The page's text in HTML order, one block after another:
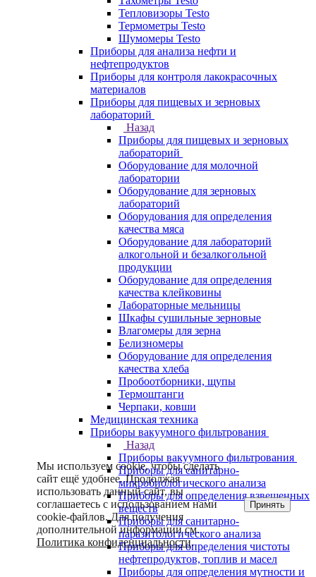
Тепловизоры Testo
Термометры Testo
Шумомеры Testo
Приборы для анализа нефти и
нефтепродуктов
Приборы для контроля лакокрасочных
материалов
Приборы для пищевых и зерновых
лабораторий
Назад
Приборы для пищевых и зерновых
лабораторий
Оборудование для молочной
лаборатории
Оборудование для зерновых
лабораторий
Оборудования для определения
качества мяса
Оборудование для лабораторий
алкогольной и безалкогольной
продукции
Оборудование для определения
качества клейковины
Лабораторные мельницы
Шкафы сушильные зерновые
Влагомеры для зерна
Белизномеры
Оборудование для определения
качества хлеба
Пробоотборники, щупы
Термоштанги
Черпаки, ковши
Медицинская техника
Приборы вакуумного фильтрования
Назад
Приборы вакуумного фильтрования
Приборы для санитарно-
микробиологического анализа
Приборы для определения взвешенных
веществ
Приборы для санитарно-
паразитологического анализа
Приборы для определения чистоты
нефтепродуктов, топлив и масел
Приборы для определения мутности и
Мы используем cookie, чтобы сделать
сайт ещё удобнее. Продолжая
использовать данный сайт, вы
соглашаетесь с использованием нами
cookie-файлов. Для получения
дополнительной информации см.
Политика конфиденциальности.
Принять